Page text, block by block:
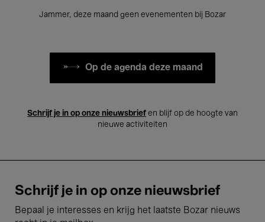
Jammer, deze maand geen evenementen bij Bozar
Op de agenda deze maand
Schrijf je in op onze nieuwsbrief en blijf op de hoogte van
nieuwe activiteiten
Schrijf je in op onze nieuwsbrief
Bepaal je interesses en krijg het laatste Bozar nieuws